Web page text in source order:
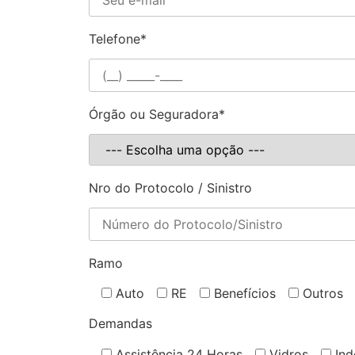
Telefone*
Órgão ou Seguradora*
Nro do Protocolo / Sinistro
Ramo
Auto
RE Benefícios
Outros
Demandas